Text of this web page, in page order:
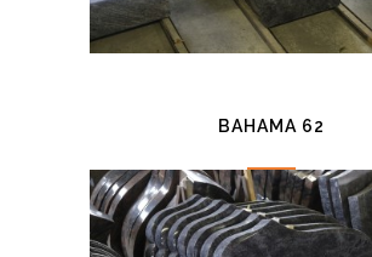
BAHAMA 62